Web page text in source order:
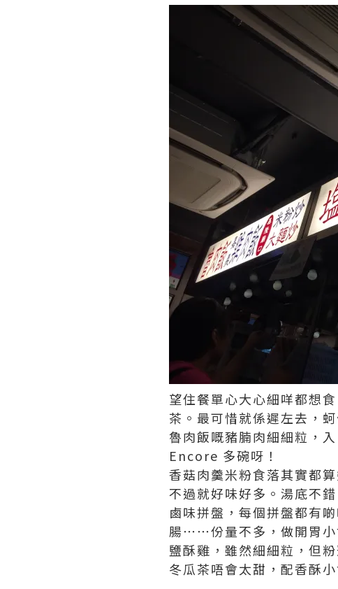
望住餐單心大心細咩都想
茶。最可惜就係遲左去，
魯肉飯嘅豬腩肉細細粒，
Encore 多碗呀！
香菇肉羹米粉食落其實都
不過就好味好多。湯底不
鹵味拼盤，每個拼盤都有
腸⋯⋯份量不多，做開胃小
鹽酥雞，雖然細細粒，但
冬瓜茶唔會太甜，配香酥